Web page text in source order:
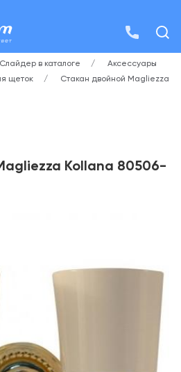
Слайдер в каталоге
Аксессуары
щеток
Стакан двойной Magliezza
Kollana 80506-